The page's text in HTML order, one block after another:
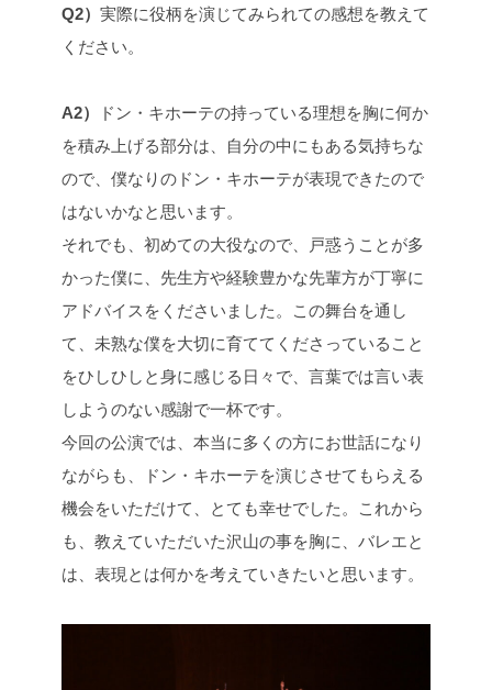
Q2） 実際に役柄を演じてみられての感想を教えて
ください。
A2）
ドン・キホーテの持っている理想を胸に何か
を積み上げる部分は、自分の中にもある気持ちな
ので、僕なりのドン・キホーテが表現できたので
はないかなと思います。
それでも、初めての大役なので、戸惑うことが多
かった僕に、先生方や経験豊かな先輩方が丁寧に
アドバイスをくださいました。この舞台を通し
て、未熟な僕を大切に育ててくださっていること
をひしひしと身に感じる日々で、言葉では言い表
しようのない感謝で一杯です。
今回の公演では、本当に多くの方にお世話になり
ながらも、ドン・キホーテを演じさせてもらえる
機会をいただけて、とても幸せでした。これから
も、教えていただいた沢山の事を胸に、バレエと
は、表現とは何かを考えていきたいと思います。